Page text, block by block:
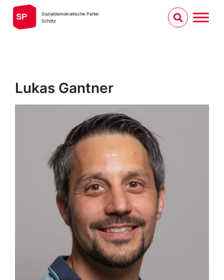
Sozialdemokratische Partei
Schötz
Lukas Gantner